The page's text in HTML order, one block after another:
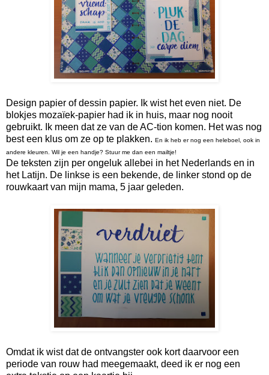
Design papier of dessin papier. Ik wist het even niet. De
blokjes mozaïek-papier had ik in huis, maar nog nooit
gebruikt. Ik meen dat ze van de AC-tion komen. Het was nog
best een klus om ze op te plakken. En ik heb er nog een heleboel, ook in
andere kleuren. Wil je een handje? Stuur me dan een mailtje!
De teksten zijn per ongeluk allebei in het Nederlands en in
het Latijn. De linkse is een bekende, de linker stond op de
rouwkaart van mijn mama, 5 jaar geleden.
Omdat ik wist dat de ontvangster ook kort daarvoor een
periode van rouw had meegemaakt, deed ik er nog een